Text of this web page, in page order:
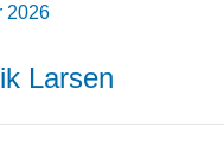
2026
Larsen